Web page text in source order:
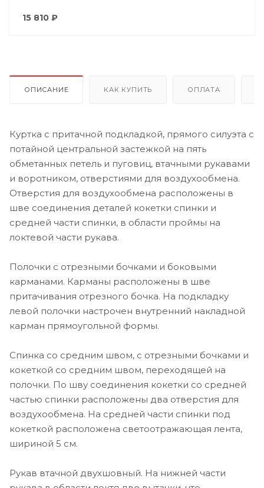
15 810 ₽
ОПИСАНИЕ КАК КУПИТЬ ОПЛАТА
Куртка с притачной подкладкой, прямого силуэта с
потайной центральной застежкой на пять
обметанных петель и пуговиц, втачными рукавами
и воротником, отверстиями для воздухообмена.
Отверстия для воздухообмена расположены в
шве соединения деталей кокетки спинки и
средней части спинки, в области проймы на
локтевой части рукава.
Полочки с отрезными бочками и боковыми
карманами. Карманы расположены в шве
притачивания отрезного бочка. На подкладку
левой полочки настрочен внутренний накладной
карман прямоугольной формы.
Спинка со средним швом, с отрезными бочками и
кокеткой со средним швом, переходящей на
полочки. По шву соединения кокетки со средней
частью спинки расположены два отверстия для
воздухообмена. На средней части спинки под
кокеткой расположена светоотражающая лента,
шириной 5 см.
Рукав втачной двухшовный. На нижней части